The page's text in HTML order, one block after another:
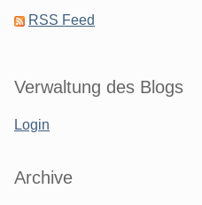
RSS Feed
Verwaltung des Blogs
Login
Archive